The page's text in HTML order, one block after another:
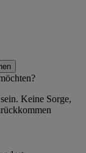
Keine Sorge,